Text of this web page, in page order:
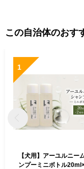
この自治体のおす
1
【犬用】アーユルニー
ンプーミニボトル